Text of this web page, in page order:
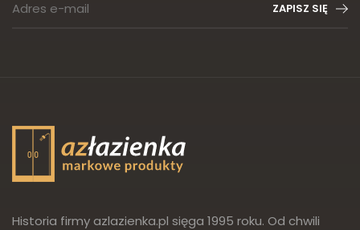
ZAPISZ SIĘ
Historia firmy azlazienka.pl sięga 1995 roku. Od chwili